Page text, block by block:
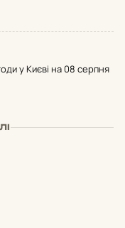
у Києві на 08 серпня